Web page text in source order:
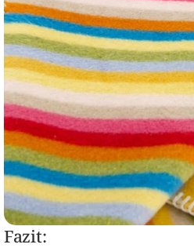
Fazit: